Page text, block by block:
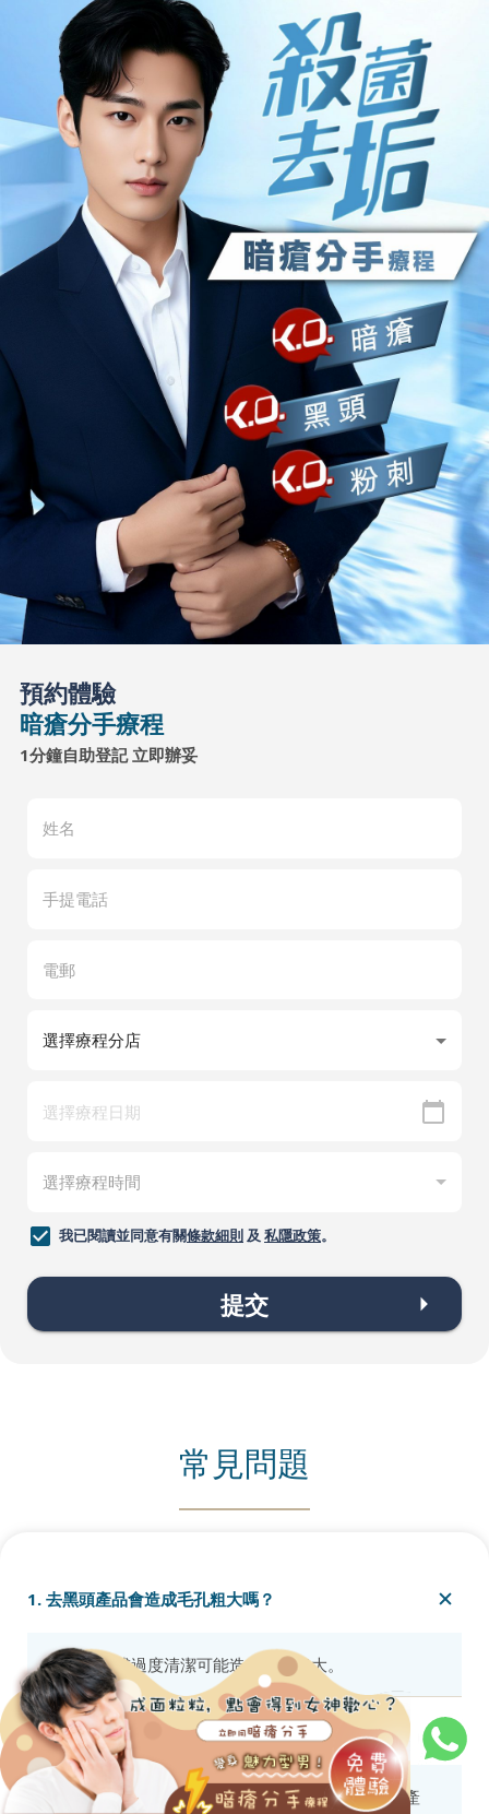
預約體驗
暗瘡分手療程
1分鐘自助登記 立即辦妥
我已閱讀並同意有關條款細則及 私隱政策。
提交
常見問題
1. 去黑頭產品會造成毛孔粗大嗎？
使用不當或過度清潔可能造成毛孔粗大。
2. 孕婦可以使用去黑頭產品嗎？
建議諮詢醫生意見，避免使用含有維A醇等成分的產